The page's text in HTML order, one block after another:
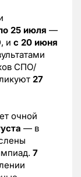
25 июля —
и с 20 июня
СПО/
27
очной
— в
7